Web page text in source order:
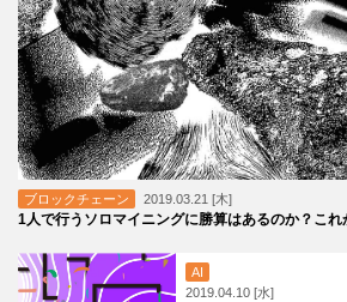
ブロックチェーン 2019.03.21 [木]
1人で行うソロマイニングに勝算はあるのか？こ
AI
2019.04.10 [水]